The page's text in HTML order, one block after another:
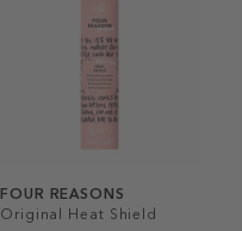
FOUR REASONS
Original Heat Shield